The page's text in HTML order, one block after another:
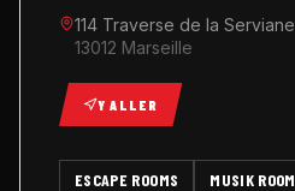
114 Traverse de la Serviane
13012 Marseille
Y ALLER
ESCAPE ROOMS MUSIK ROOM